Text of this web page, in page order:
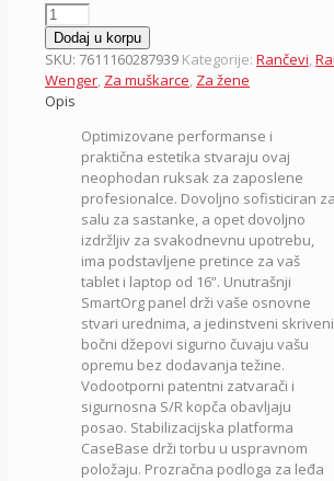
Ranac
za
laptop
16"
Mx
Professional
653500,
Wenger
količina
Dodaj u korpu
SKU: 7611160287939 Kategorije: Rančevi,
Wenger, Za muškarce, Za žene
Opis
Optimizovane performanse i
praktična estetika stvaraju ovaj
neophodan ruksak za zaposlene
profesionalce. Dovoljno sofisticiran za
salu za sastanke, a opet dovoljno
izdržljiv za svakodnevnu upotrebu,
ima podstavljene pretince za vaš
tablet i laptop od 16”. Unutrašnji
SmartOrg panel drži vaše osnovne
stvari urednima, a jedinstveni skriveni
bočni džepovi sigurno čuvaju vašu
opremu bez dodavanja težine.
Vodootporni patentni zatvarači i
sigurnosna S/R kopča obavljaju
posao. Stabilizacijska platforma
CaseBase drži torbu u uspravnom
položaju. Prozračna podloga za leđa